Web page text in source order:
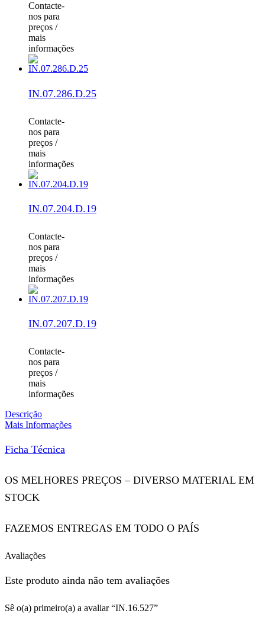
Contacte-
nos para
preços /
mais
informações
IN.07.286.D.25
Contacte-
nos para
preços /
mais
informações
IN.07.204.D.19
Contacte-
nos para
preços /
mais
informações
IN.07.207.D.19
Contacte-
nos para
preços /
mais
informações
Descrição
Mais Informações
Ficha Técnica
OS MELHORES PREÇOS – DIVERSO MATERIAL EM
STOCK
FAZEMOS ENTREGAS EM TODO O PAÍS
Avaliações
Este produto ainda não tem avaliações
Sê o(a) primeiro(a) a avaliar “IN.16.527”